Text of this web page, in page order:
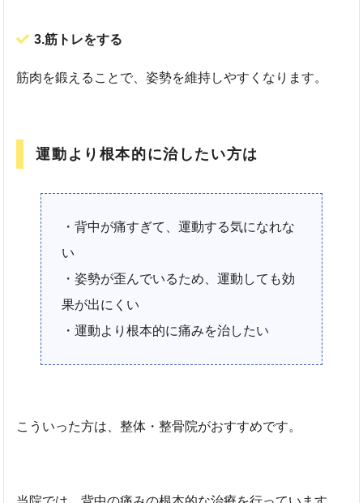
3.筋トレをする
筋肉を鍛えることで、姿勢を維持しやすくなります。
運動より根本的に治したい方は
・背中が痛すぎて、運動する気になれな
い
・姿勢が歪んでいるため、運動しても効
果が出にくい
・運動より根本的に痛みを治したい
こういった方は、整体・整骨院がおすすめです。